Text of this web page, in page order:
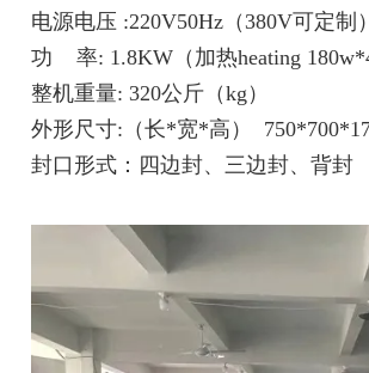
电源电压 :220V50Hz（380V可定制）
功 率: 1.8KW（加热heating 180w*4
整机重量: 320公斤（kg）
外形尺寸:（长*宽*高）
封口形式：四边封、三边封、背封